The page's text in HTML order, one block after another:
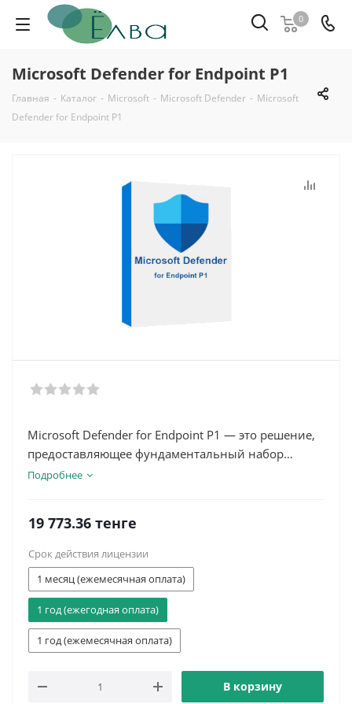
0
Microsoft Defender for Endpoint P1
Главная - Каталог - Microsoft - Microsoft Defender - Microsoft
Defender for Endpoint P1
Microsoft Defender for Endpoint P1 — это решение,
предоставляющее фундаментальный набор
возможностей, включая ведущую в отрасли
устройств. Это единые инструменты безопасности
и централизованное управление. Также включена
следующая поколения антивирусная защита.
Подробнее
19 773.36 тенге
Срок действия лицензии
1 месяц (ежемесячная оплата)
1 год (ежегодная оплата)
1 год (ежемесячная оплата)
В корзину